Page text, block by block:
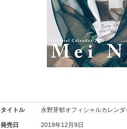
タイトル 永野芽郁オフィシャルカレン
発売日 2019年12月9日